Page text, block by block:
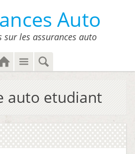
Auto
les assurances auto
H
o
M
u
S
e
r
c
auto etudiant